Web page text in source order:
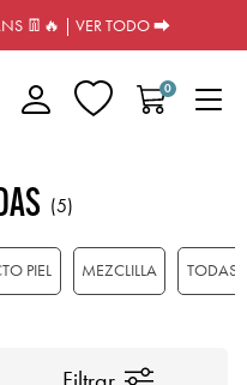
👖🔥 | VER TODO ⮕
0
(5)
PIEL MEZCLILLA TODAS